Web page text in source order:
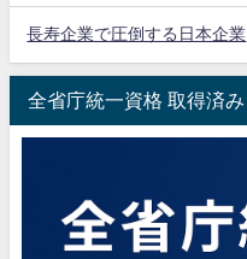
長寿企業で圧倒する日本企業
全省庁統一資格 取得済み